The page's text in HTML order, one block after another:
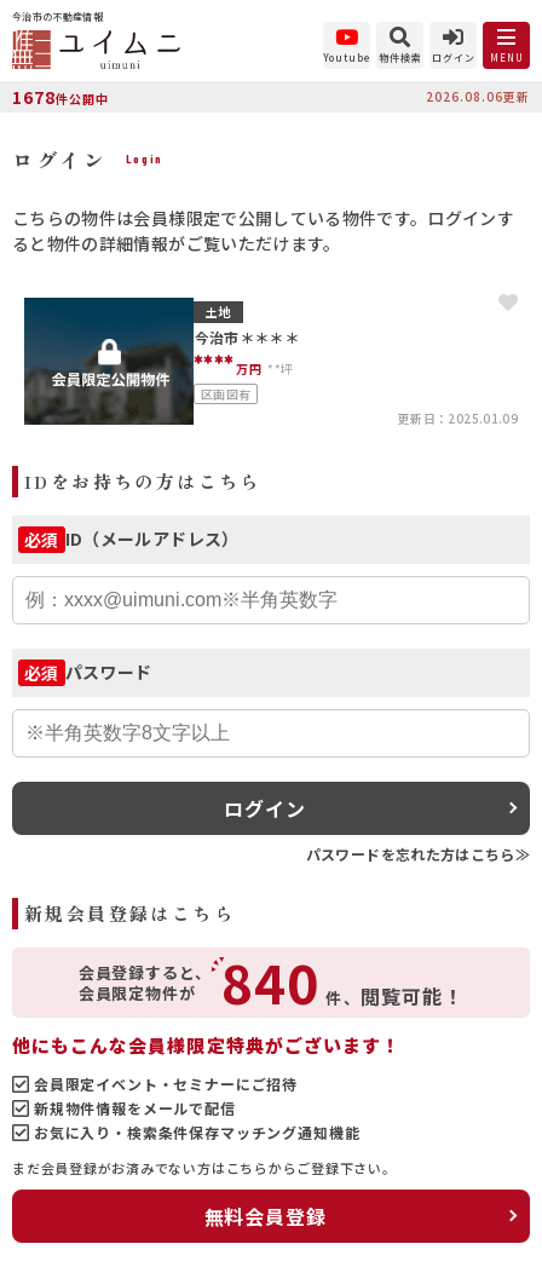
今治市の不動産情報
Youtube 物件検索 ログイン MENU
1678件公開中 2026.08.06更新
ログイン Login
こちらの物件は会員様限定で公開している物件です。ログインす
ると物件の詳細情報がご覧いただけます。
土地
今治市＊＊＊＊
****万円 **坪
区画図有
更新日：2025.01.09
IDをお持ちの方はこちら
必須 ID（メールアドレス）
必須 パスワード
ログイン
パスワードを忘れた方はこちら≫
新規会員登録はこちら
会員登録すると、
会員限定物件が
840 件、 閲覧可能！
他にもこんな会員様限定特典がございます！
会員限定イベント・セミナーにご招待
新規物件情報をメールで配信
お気に入り・検索条件保存マッチング通知機能
まだ会員登録がお済みでない方はこちらからご登録下さい。
無料会員登録